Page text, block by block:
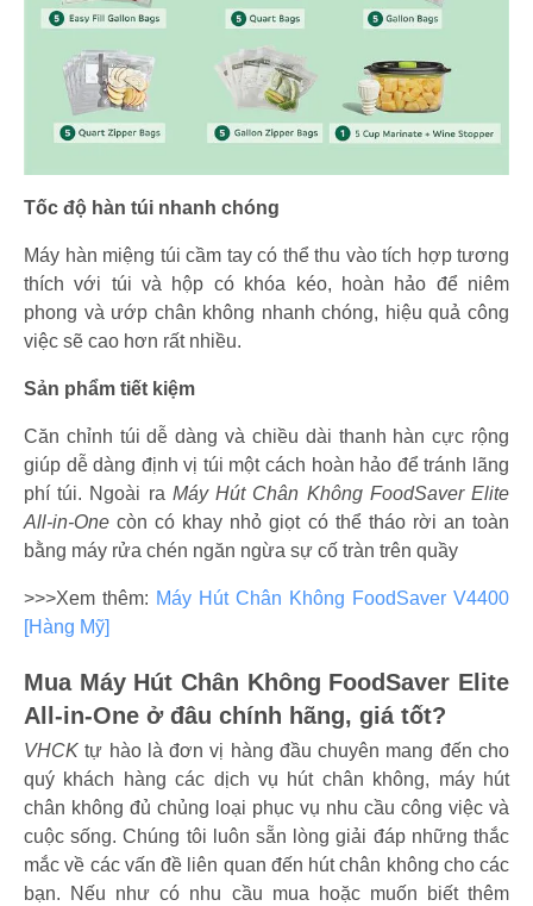
Tốc độ hàn túi nhanh chóng
Máy hàn miệng túi cầm tay có thể thu vào tích hợp tương
thích với túi và hộp có khóa kéo, hoàn hảo để niêm
phong và ướp chân không nhanh chóng, hiệu quả công
việc sẽ cao hơn rất nhiều.
Sản phẩm tiết kiệm
Căn chỉnh túi dễ dàng và chiều dài thanh hàn cực rộng
giúp dễ dàng định vị túi một cách hoàn hảo để tránh lãng
phí túi. Ngoài ra Máy Hút Chân Không FoodSaver Elite
All-in-One còn có khay nhỏ giọt có thể tháo rời an toàn
bằng máy rửa chén ngăn ngừa sự cố tràn trên quầy
>>>Xem thêm: Máy Hút Chân Không FoodSaver V4400
[Hàng Mỹ]
Mua Máy Hút Chân Không FoodSaver Elite
All-in-One ở đâu chính hãng, giá tốt?
VHCK tự hào là đơn vị hàng đầu chuyên mang đến cho
quý khách hàng các dịch vụ hút chân không, máy hút
chân không đủ chủng loại phục vụ nhu cầu công việc và
cuộc sống. Chúng tôi luôn sẵn lòng giải đáp những thắc
mắc về các vấn đề liên quan đến hút chân không cho các
bạn. Nếu như có nhu cầu mua hoặc muốn biết thêm